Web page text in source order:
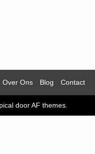
Over Ons Blog Contact
door AF themes.